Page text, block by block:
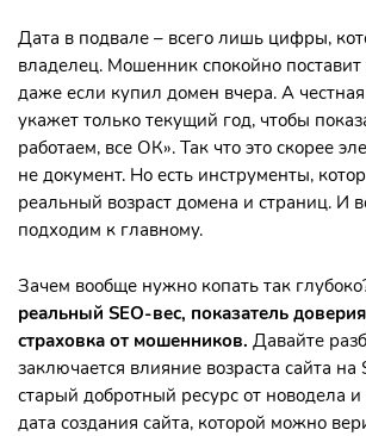
Дата в подвале – всего лишь цифры,
владелец. Мошенник спокойно
даже если купил домен вчера. А
укажет только текущий год, чтобы
работаем, все ОК». Так что это скорее
не документ. Но есть инструменты,
реальный возраст домена и страниц. И
подходим к главному.
Зачем вообще нужно копать так
реальный SEO-вес, показатель
страховка от мошенников. Давайте
заключается влияние возраста сайта на
старый добротный ресурс от новодела и
дата создания сайта, которой можно